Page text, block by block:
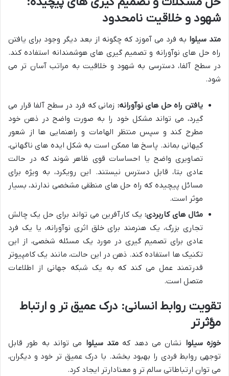
شهود و خلاقیت نامحدود
متد سیلوا به فرد می آموزد که چگونه از بعد دیگر وجود برای یافتن
راه حل های نوآورانه و تصمیم گیری های هوشمندانه استفاده کند.
در سطح آلفا، دسترسی به شهود و خلاقیت به مراتب آسان تر می
شود.
یافتن راه حل های نوآورانه: زمانی که فرد در سطح آلفا قرار می
گیرد، می تواند مشکل خود را به صورت واضح در ذهن خود
مطرح کند و سپس منتظر الهامات و راهنمایی ها از شعور
کیهانی بماند. پاسخ ها ممکن است به شکل ایده های ناگهانی،
تصاویری واضح یا احساسات قوی ظاهر شوند که در حالت
عادی بتا، قابل دسترس نیستند. این رویکرد، به ویژه برای
مسائل پیچیده که راه حل های منطقی مشخصی ندارند، بسیار
موثر است.
مثال های کاربردی: یک کارآفرین می تواند برای حل یک چالش
تجاری بزرگ، یک هنرمند برای خلق اثری نوآورانه، یا یک فرد
عادی برای تصمیم گیری در مورد یک مسئله شخصی، از این
تکنیک ها استفاده کند. ذهن در این حالت، مانند یک کامپیوتر
قدرتمند عمل می کند که به یک شبکه جهانی از اطلاعات
متصل است.
تقویت روابط انسانی: درک عمیق تر و ارتباط
مؤثرتر
خوزه سیلوا نشان می دهد که متد سیلوا می تواند به طور قابل
توجهی روابط فردی را بهبود بخشد. با درک عمیق تر خود و دیگران،
می توان ارتباطاتی سالم تر و معنادارتر ایجاد کرد.